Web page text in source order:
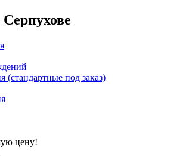
под заказ)
цену!